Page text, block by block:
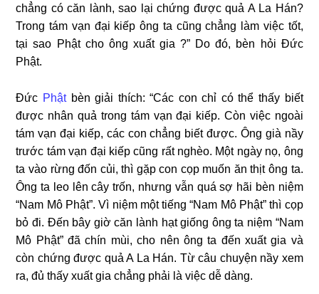
chẳng có căn lành, sao lại chứng được quả A La Hán?
Trong tám vạn đại kiếp ông ta cũng chẳng làm việc tốt,
tại sao Phật cho ông xuất gia ?” Do đó, bèn hỏi Ðức
Phật.
Ðức Phậtbèn giải thích: “Các con chỉ có thể thấy biết
được nhân quả trong tám vạn đại kiếp. Còn việc ngoài
tám vạn đại kiếp, các con chẳng biết được. Ông già nầy
trước tám vạn đại kiếp cũng rất nghèo. Một ngày nọ, ông
ta vào rừng đốn củi, thì gặp con cọp muốn ăn thịt ông ta.
Ông ta leo lên cây trốn, nhưng vẫn quá sợ hãi bèn niệm
“Nam Mô Phật”. Vì niệm một tiếng “Nam Mô Phật” thì cọp
bỏ đi. Đến bây giờ căn lành hạt giống ông ta niệm “Nam
Mô Phật” đã chín mùi, cho nên ông ta đến xuất gia và
còn chứng được quả A La Hán. Từ câu chuyện nầy xem
ra, đủ thấy xuất gia chẳng phải là việc dễ dàng.